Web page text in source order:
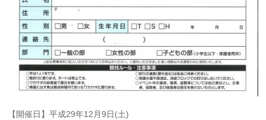
【開催日】平成29年12月9日(土)